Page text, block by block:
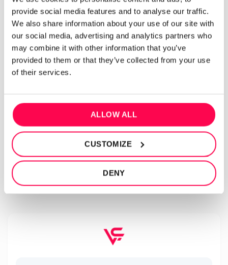
provide social media features and to analyse our traffic.
We also share information about your use of our site with
our social media, advertising and analytics partners who
may combine it with other information that you’ve
provided to them or that they’ve collected from your use
of their services.
ALLOW ALL
CUSTOMIZE
DENY
de massa muscular